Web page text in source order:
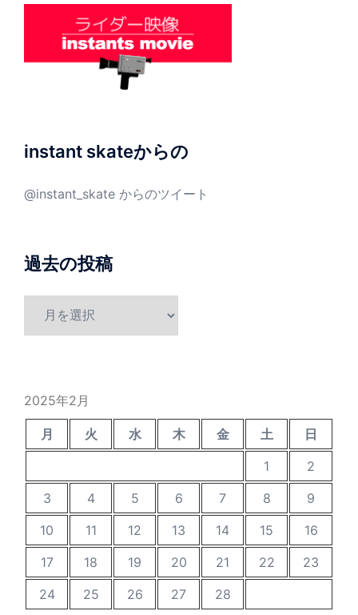
instant skateからの
@instant_skate からのツイート
過去の投稿
2025年2月
月 火 水 木 金 土
日
1
2
3
4 5 6 7 8
9
10
11 12 13 14 15
16
17
18 19 20 21 22
23
24
25 26 27
28